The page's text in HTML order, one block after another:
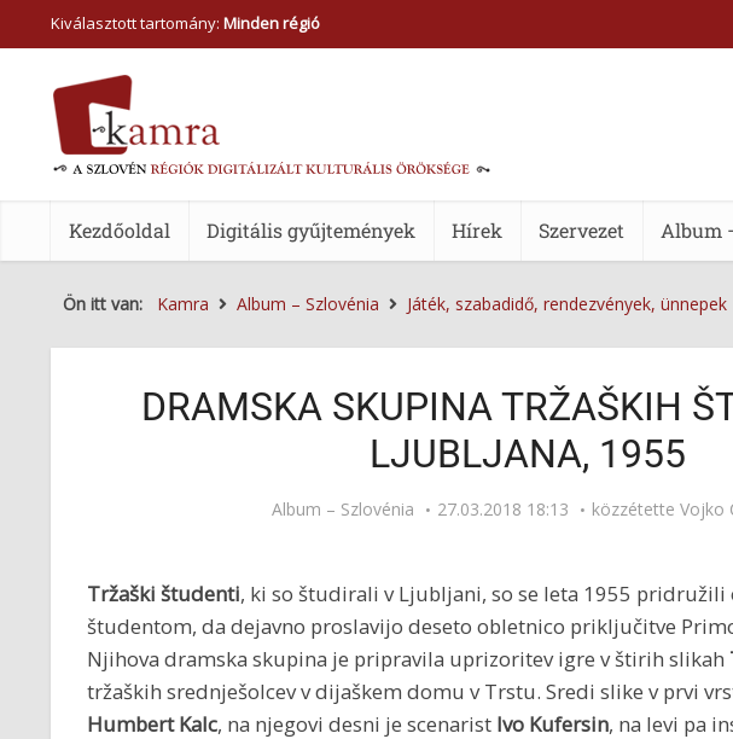
Kiválasztott tartomány: Minden régió
Kezdőoldal Digitális gyűjtemények Hírek Szervezet Album
Ön itt van: Kamra Album – Szlovénia Játék, szabadidő, rendezvények, ünnepek
DRAMSKA SKUPINA TRŽAŠKIH
LJUBLJANA, 1955
Album – Szlovénia 27.03.2018 18:13 közzétette Vojko
Tržaški študenti, ki so študirali v Ljubljani, so se leta 1955
študentom, da dejavno proslavijo deseto obletnico priključitve
Njihova dramska skupina je pripravila uprizoritev igre v štirih slikah
tržaških srednješolcev v dijaškem domu v Trstu. Sredi slike v prvi
Humbert Kalc, na njegovi desni je scenarist Ivo Kufersin, na levi pa